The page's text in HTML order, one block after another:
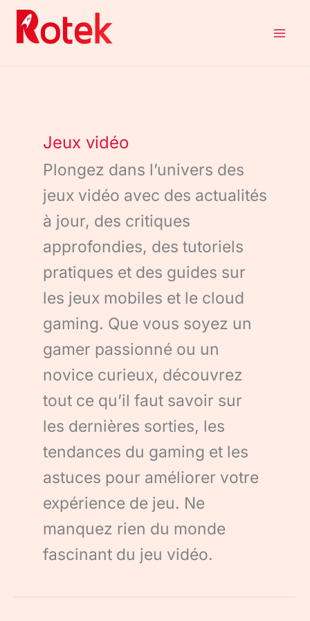
Aller
contenu
Jeux vidéo
Plongez dans l’univers des
jeux vidéo avec des actualités
à jour, des critiques
approfondies, des tutoriels
pratiques et des guides sur
les jeux mobiles et le cloud
gaming. Que vous soyez un
gamer passionné ou un
novice curieux, découvrez
tout ce qu’il faut savoir sur
les dernières sorties, les
tendances du gaming et les
astuces pour améliorer votre
expérience de jeu. Ne
manquez rien du monde
fascinant du jeu vidéo.